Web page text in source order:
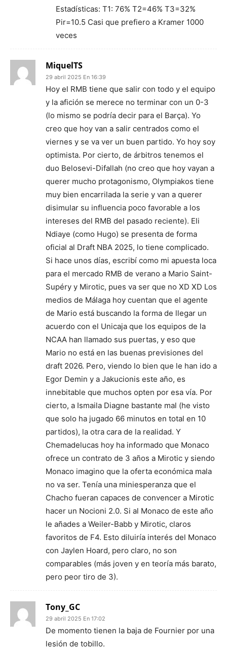
Estadísticas: T1: 76% T2=46% T3=32%
Pir=10.5 Casi que prefiero a Kramer 1000
veces
MiquelTS
29 abril 2025 En 16:39
Hoy el RMB tiene que salir con todo y el equipo
y la afición se merece no terminar con un 0-3
(lo mismo se podría decir para el Barça). Yo
creo que hoy van a salir centrados como el
viernes y se va ver un buen partido. Yo hoy soy
optimista. Por cierto, de árbitros tenemos el
duo Belosevi-Difallah (no creo que hoy vayan a
querer mucho protagonismo, Olympiakos tiene
muy bien encarrilada la serie y van a querer
disimular su influencia poco favorable a los
intereses del RMB del pasado reciente). Eli
Ndiaye (como Hugo) se presenta de forma
oficial al Draft NBA 2025, lo tiene complicado.
Si hace unos días, escribí como mi apuesta loca
para el mercado RMB de verano a Mario Saint-
Supéry y Mirotic, pues va ser que no XD XD Los
medios de Málaga hoy cuentan que el agente
de Mario está buscando la forma de llegar un
acuerdo con el Unicaja que los equipos de la
NCAA han llamado sus puertas, y eso que
Mario no está en las buenas previsiones del
draft 2026. Pero, viendo lo bien que le han ido a
Egor Demin y a Jakucionis este año, es
innebitable que muchos opten por esa vía. Por
cierto, a Ismaila Diagne bastante mal (he visto
que solo ha jugado 66 minutos en total en 10
partidos), la otra cara de la realidad. Y
Chemadelucas hoy ha informado que Monaco
ofrece un contrato de 3 años a Mirotic y siendo
Monaco imagino que la oferta económica mala
no va ser. Tenía una miniesperanza que el
Chacho fueran capaces de convencer a Mirotic
hacer un Nocioni 2.0. Si al Monaco de este año
le añades a Weiler-Babb y Mirotic, claros
favoritos de F4. Esto diluiría interés del Monaco
con Jaylen Hoard, pero claro, no son
comparables (más joven y en teoría más barato,
pero peor tiro de 3).
Tony_GC
29 abril 2025 En 17:02
De momento tienen la baja de Fournier por una
lesión de tobillo.